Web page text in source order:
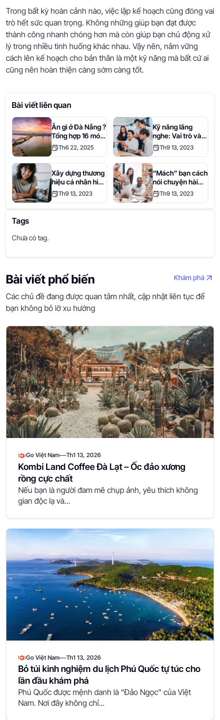
Trong bất kỳ hoàn cảnh nào, việc lập kế hoạch cũng đóng vai
trò hết sức quan trọng. Không những giúp bạn đạt được
thành công nhanh chóng hơn mà còn giúp bạn chủ động xử
lý trong nhiều tình huống khác nhau. Vậy nên, nắm vững
cách lên kế hoạch cho bản thân là một kỹ năng mà bất cứ ai
cũng nên hoàn thiện càng sớm càng tốt.
Bài viết liên quan
Ăn gì ở Đà Nẵng ?
Tổng hợp 16 món
ngon lừng danh
nhất định bạn
phải thử một lần
trong đời.
Th6 22, 2025
Kỹ năng lắng
nghe: Vai trò và
phương pháp rèn
luyện hiệu quả
Th9 13, 2023
Xây dựng thương
hiệu cá nhân hiệu
quả cùng Where
S
Th9 13, 2023
“Mách” bạn cách
nói chuyện hài
hước và hóm hỉnh
gây ấn tượng khi
giao tiếp
Th9 13, 2023
Tags
Chưa có tag.
Bài viết phổ biến Khám phá
Các chủ đề đang được quan tâm nhất, cập nhật liên tục để
bạn không bỏ lỡ xu hướng
Go Việt Nam—Th1 13, 2026
Kombi Land Coffee Đà Lạt – Ốc đảo xương
rồng cực chất
Nếu bạn là người đam mê chụp ảnh, yêu thích không
gian độc lạ và...
Go Việt Nam—Th1 13, 2026
Bỏ túi kinh nghiệm du lịch Phú Quốc tự túc cho
lần đầu khám phá
Phú Quốc được mệnh danh là “Đảo Ngọc” của Việt
Nam. Nơi đây không chỉ...